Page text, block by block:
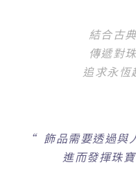
結合古
傳遞對
追求永恆
“ 飾品需要透過與
進而發揮珠